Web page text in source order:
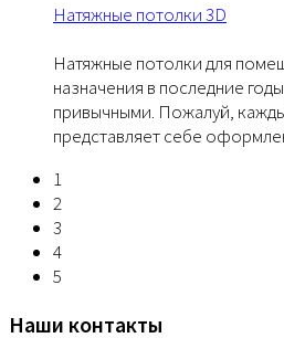
Натяжные потолки 3D
Натяжные потолки для
назначения в последние
привычными. Пожалуй,
представляет себе
1
2
3
4
5
Наши контакты